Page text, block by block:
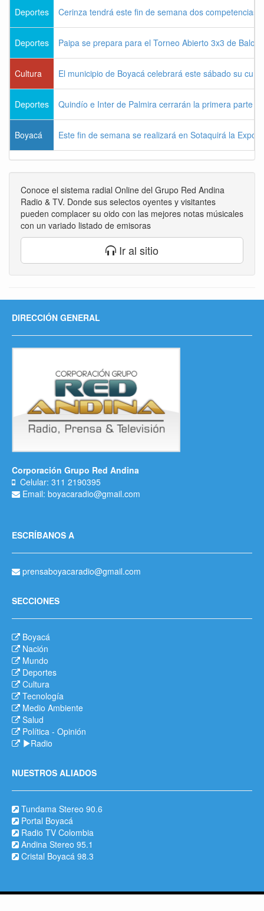
Deportes Cerinza tendrá este fin de semana dos competencias
Deportes Paipa se prepara para el Torneo Abierto 3x3 de
Cultura El municipio de Boyacá celebrará este sábado su
Deportes Quindío e Inter de Palmira cerrarán la primera parte
Boyacá Este fin de semana se realizará en Sotaquirá la
Conoce el sistema radial Online del Grupo Red Andina
Radio & TV. Donde sus selectos oyentes y visitantes
pueden complacer su oido con las mejores notas músicales
con un variado listado de emisoras
Ir al sitio
DIRECCIÓN GENERAL
Corporación Grupo Red Andina
Celular: 311 2190395
Email: boyacaradio@gmail.com
ESCRÍBANOS A
prensaboyacaradio@gmail.com
SECCIONES
Boyacá
Nación
Mundo
Deportes
Cultura
Tecnología
Medio Ambiente
Salud
Política - Opinión
Radio
NUESTROS ALIADOS
Tundama Stereo 90.6
Portal Boyacá
Radio TV Colombia
Andina Stereo 95.1
Cristal Boyacá 98.3